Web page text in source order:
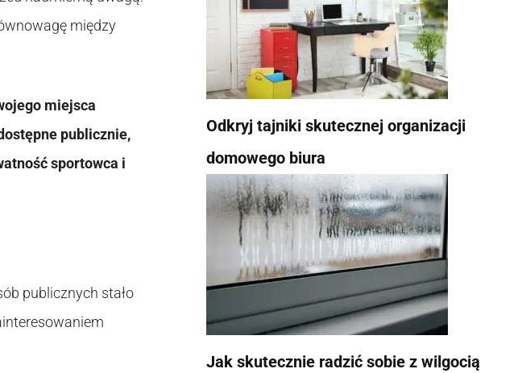
między
miejsca
publicznie,
sportowca i
publicznych stało
Odkryj tajniki skutecznej organizacji
domowego biura
Jak skutecznie radzić sobie z wilgocią